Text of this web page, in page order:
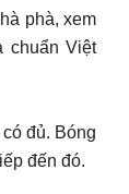
phà, xem
chuẩn Việt
đủ. Bóng
đến đó.